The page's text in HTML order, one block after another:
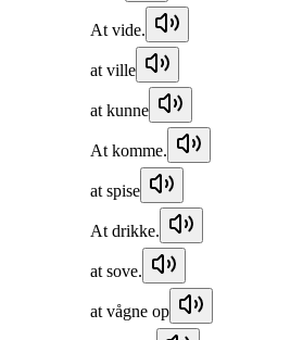
At vide.
at ville
at kunne
At komme.
at spise
At drikke.
at sove.
at vågne op